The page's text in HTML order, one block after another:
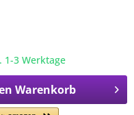
1-3 Werktage
Warenkorb